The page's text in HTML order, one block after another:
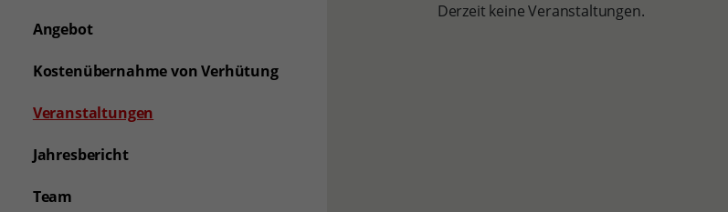
Angebot
Kostenübernahme von Verhütung
Veranstaltungen
Jahresbericht
Team
Derzeit keine Veranstaltungen.